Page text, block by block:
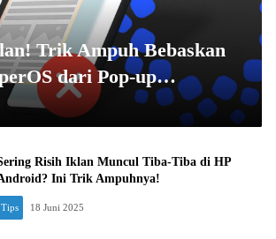
Trik Ampuh Bebaskan
dari Pop-up
Risih Iklan Muncul Tiba-Tiba di HP
Ini Trik Ampuhnya!
Tips 18 Juni 2025